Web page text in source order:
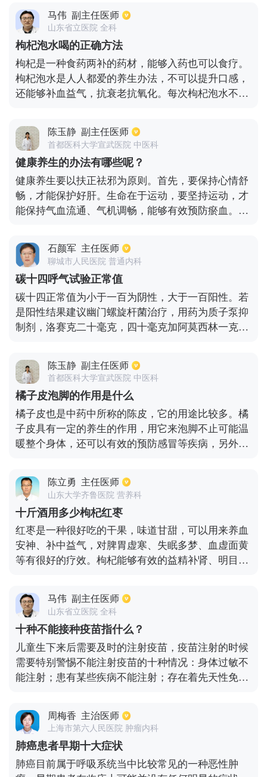
中西药药剂有牛黄上清片，清热解毒口服液，银翘解
毒片，穿心莲片，牛黄解毒片，清热暗疮丸，清热散
结片，北豆根片，金银花露，黄连上清片，莲花清瘟
胶囊，清热解毒胶囊，清血解毒丸，清开灵颗粒，夏
桑菊颗粒，蒲地蓝消炎口服液等
马伟 副主任医师
山东省立医院 全科
枸杞泡水喝的正确方法
枸杞是一种食药两补的药材，能够入药也可以食疗。
枸杞泡水是人人都爱的养生办法，不可以提升口感，
还能够补血益气，抗衰老抗氧化。每次枸杞泡水不宜
杯水后，剩下的枸杞是可以重复使用的，也可以直接
吃掉，只不过泡过水的枸杞甜度下降，味道平淡，药
效也会降低。
陈玉静 副主任医师
首都医科大学宣武医院 中医科
健康养生的办法有哪些呢？
健康养生要以扶正祛邪为原则。首先，要保持心情舒
畅，才能保护好肝。生命在于运动，要坚持运动，才
能保持气血流通、气机调畅，能够有效预防瘀血。不
胃。冬天一定要注意保暖，生冷的食物不吃，才能有
益于保护氧气。房事要有节制，才能保护好肾。
石颜军 主任医师
聊城市人民医院 普通内科
碳十四呼气试验正常值
碳十四正常值为小于一百为阴性，大于一百阳性。若
是阳性结果建议幽门螺旋杆菌治疗，用药为质子泵抑
制剂，洛赛克二十毫克，四十毫克加阿莫西林一克。
气试验检测仪放着于空腹状态下，用约二十毫升凉开
水，口服一粒碳十四尿素胶囊，静坐25分钟后，用一
次吹气管二氧化碳吸收剂中吹气，然后将吹入的空气
样品送至医生处进行试验。
陈玉静 副主任医师
首都医科大学宣武医院 中医科
橘子皮泡脚的作用是什么
橘子皮也是中药中所称的陈皮，它的用途比较多。橘
子皮具有一定的养生的作用，用它来泡脚不止可能温
暖整个身体，还可以有效的预防感冒等疾病，另外，
子皮还具有锁水的功能，一般人的脚行路较多，大多
都有老化的现象，常用橘子皮泡脚可以让脚的皮肤变
得光滑。另外，用橘子皮泡脚还可以有效的疏通全身
的经络，脚下的穴位较多，常泡脚可以加快血液的循
环，对于清除血管的垃圾也是有较好的效果的。
陈立勇 主任医师
山东大学齐鲁医院 营养科
十斤酒用多少枸杞红枣
红枣是一种很好吃的干果，味道甘甜，可以用来养血
安神、补中益气，对脾胃虚寒、失眠多梦、血虚面黄
等有很好的疗效。枸杞能够有效的益精补肾、明目养
效果，如果能够使用红枣、枸杞和黄芪泡酒，治疗效
果会更好。如果十斤酒需要使用红枣二斤，枸杞一斤
半。
马伟 副主任医师
山东省立医院 全科
十种不能接种疫苗指什么？
儿童生下来后需要及时的注射疫苗，疫苗注射的时候
需要特别警惕不能注射疫苗的十种情况：身体过敏不
能注射；患有某些疾病不能注射；存在着先天性免疫
病也不能注射，腹泻注射疫苗需要慎重；鸡蛋过敏的
宝宝需要选择性注射，对牛奶过敏、先天性免疫缺陷
不能服用脊灰减毒活疫苗。
周梅香 主治医师
上海市第六人民医院 肿瘤内科
肺癌患者早期十大症状
肺癌目前属于呼吸系统当中比较常见的一种恶性肿